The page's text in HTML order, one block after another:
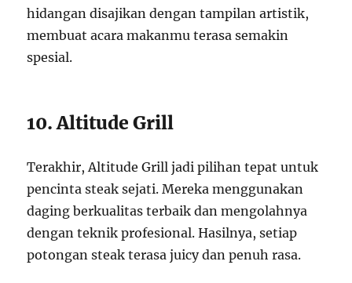
hidangan disajikan dengan tampilan artistik,
membuat acara makanmu terasa semakin
spesial.
10. Altitude Grill
Terakhir, Altitude Grill jadi pilihan tepat untuk
pencinta steak sejati. Mereka menggunakan
daging berkualitas terbaik dan mengolahnya
dengan teknik profesional. Hasilnya, setiap
potongan steak terasa juicy dan penuh rasa.